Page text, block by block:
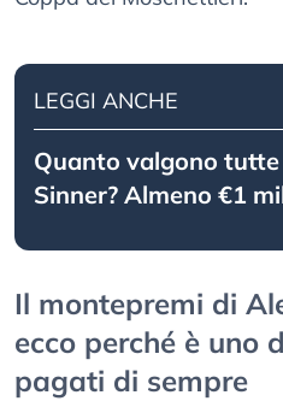
LEGGI ANCHE
Quanto valgono
Sinner? Almeno €1
Il montepremi di
ecco perché è uno
pagati di sempre